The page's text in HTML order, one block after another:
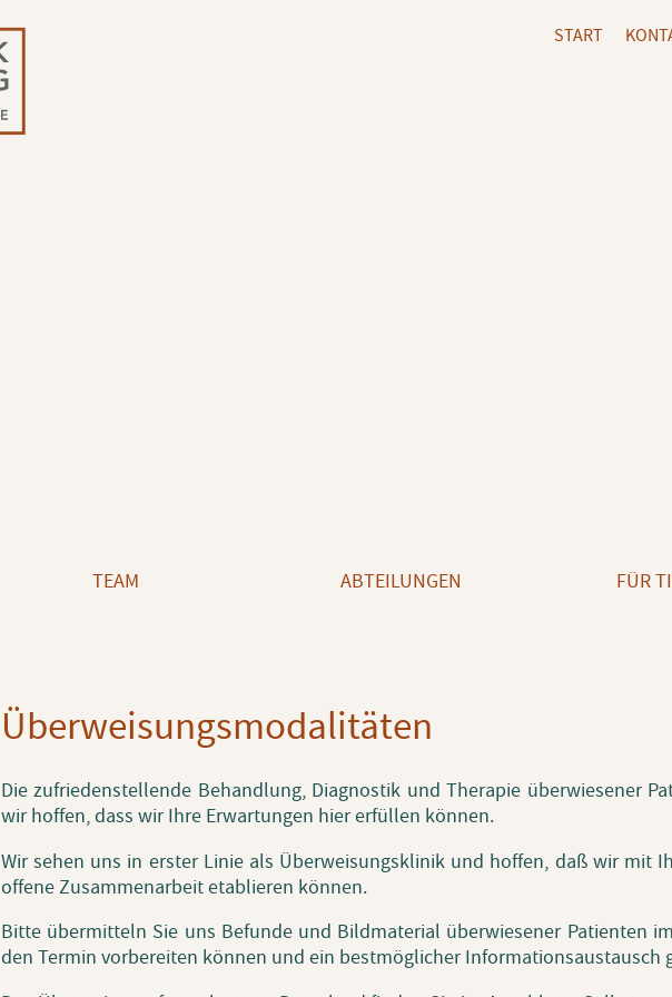
START
TEAM ABTEILUNGEN FÜR
Über­wei­sungs­mo­da­li­tä­ten
Die zu­frie­den­stel­len­de Be­hand­lung, Dia­gnos­tik und The­ra­pie über­wie­se­ner
wir hof­fen, dass wir Ihre Er­war­tun­gen hier er­fül­len kön­nen.
Wir sehen uns in ers­ter Linie als Über­wei­sungs­kli­nik und hof­fen, daß wir mit
of­fe­ne Zu­sam­men­ar­beit eta­blie­ren kön­nen.
Bitte über­mit­teln Sie uns Be­fun­de und Bild­ma­te­ri­al über­wie­se­ner Pa­ti­en­ten
den Ter­min vor­be­rei­ten kön­nen und ein best­mög­li­cher In­for­ma­ti­ons­aus­tausch